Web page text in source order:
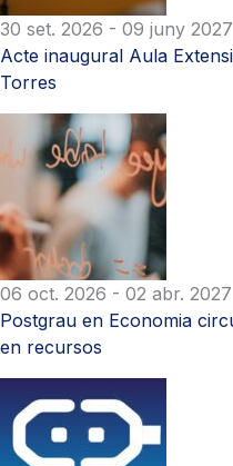
30 set. 2026 - 09 juny 2027
Acte inaugural Aula
Torres
06 oct. 2026 - 02 abr. 2027
Postgrau en Economia
en recursos